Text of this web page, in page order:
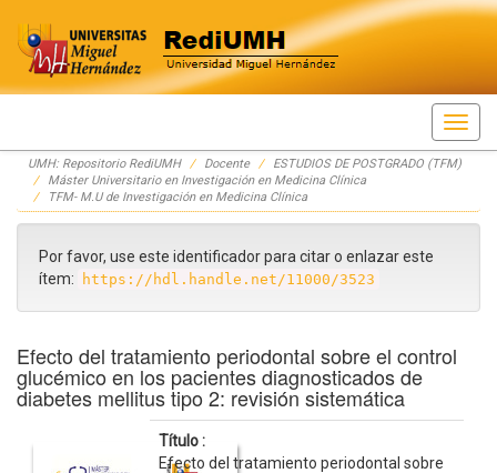
Skip
navigation
UMH: Repositorio RediUMH Docente
ESTUDIOS DE POSTGRADO (TFM)
Máster Universitario en Investigación en Medicina Clínica
TFM- M.U de Investigación en Medicina Clínica
Por favor, use este identificador para citar o enlazar este
ítem:
https://hdl.handle.net/11000/3523
Efecto del tratamiento periodontal sobre el control
glucémico en los pacientes diagnosticados de
diabetes mellitus tipo 2: revisión sistemática
Título :
Efecto del tratamiento periodontal sobre